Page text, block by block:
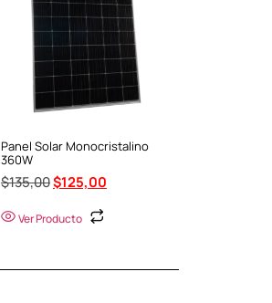
Panel Solar Monocristalino
360W
$135,00$125,00
Ver Producto